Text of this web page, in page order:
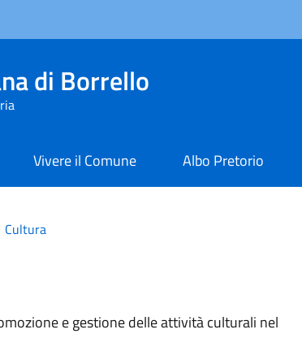
di Borrello
Vivere il Comune Albo Pretorio
Cultura
e gestione delle attività culturali nel